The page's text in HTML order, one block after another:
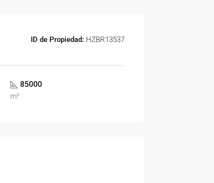
ID de Propiedad: HZBR13537
85000
m²